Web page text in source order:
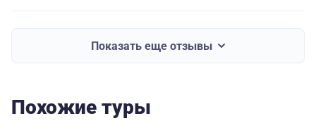
Показать еще отзывы
Похожие туры